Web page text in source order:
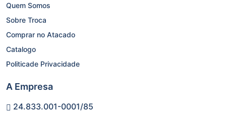
Quem Somos
Sobre Troca
Comprar no Atacado
Catalogo
Politicade Privacidade
A Empresa
24.833.001-0001/85